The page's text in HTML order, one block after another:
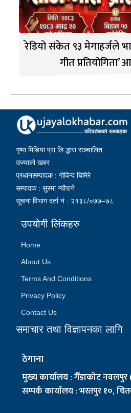
रेडियो संकेत ९३ मेगाहर्जले
गीत प्रतियोगिता’
गृष्मा मिडिया प्रा.लि.द्धारा सञ्चालित
उज्यालो खबर
प्रधानसम्पादक : गोविन्द घिमिरे
सम्पादक : सुस्मा न्यौपाने
सूचना विभाग दर्ता नं : २१३८/०७७–७८
उपयोगी लिंकहरु
Home
About Us
Terms And Conditions
Privacy Policy
Contact Us
समाचार तथा विज्ञापनका लागि
ठेगाना
मुख्य कार्यालय : गैँडाकोट नवलपुर
सम्पर्क कार्यालय : भरतपुर १०,